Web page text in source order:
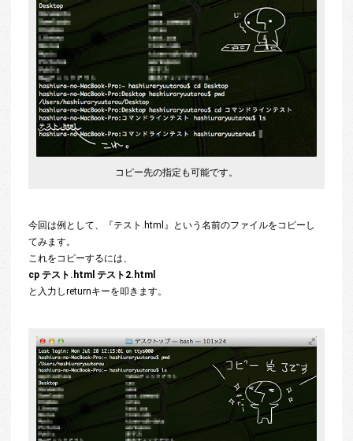
コピー先の指定も可能です。
今回は例として、『テスト.html』という名前のファイルをコピーし
てみます。
これをコピーするには、
cp テスト.html テスト2.html
と入力しreturnキーを叩きます。